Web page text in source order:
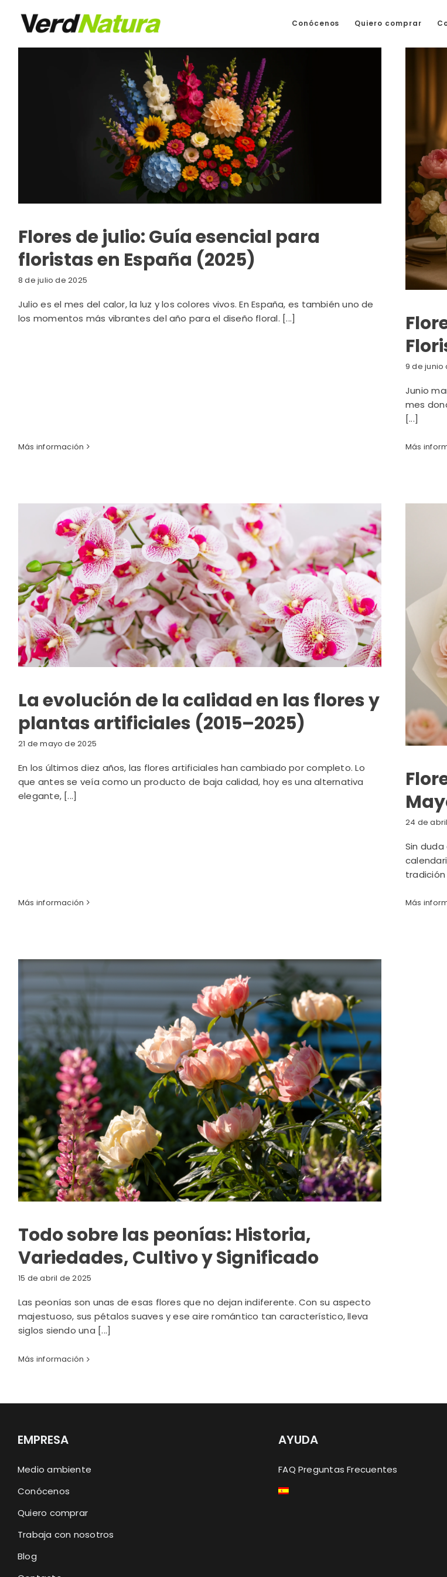
contenido
Conócenos Quiero comprar
Flores de julio: Guía esencial para
floristas en España (2025)
8 de julio de 2025
Julio es el mes del calor, la luz y los colores vivos. En España, es también uno de
los momentos más vibrantes del año para el diseño floral. [...]
Más información
9 de junio
Junio
mes
[...]
Más
La evolución de la calidad en las flores y
plantas artificiales (2015–2025)
21 de mayo de 2025
En los últimos diez años, las flores artificiales han cambiado por completo. Lo
que antes se veía como un producto de baja calidad, hoy es una alternativa
elegante, [...]
Más información
24 de
Sin
tradición
Más
Todo sobre las peonías: Historia,
Variedades, Cultivo y Significado
15 de abril de 2025
Las peonías son unas de esas flores que no dejan indiferente. Con su aspecto
majestuoso, sus pétalos suaves y ese aire romántico tan característico, lleva
siglos siendo una [...]
Más información
EMPRESA
Medio ambiente
Conócenos
Quiero comprar
Trabaja con nosotros
Blog
AYUDA
FAQ Preguntas Frecuentes